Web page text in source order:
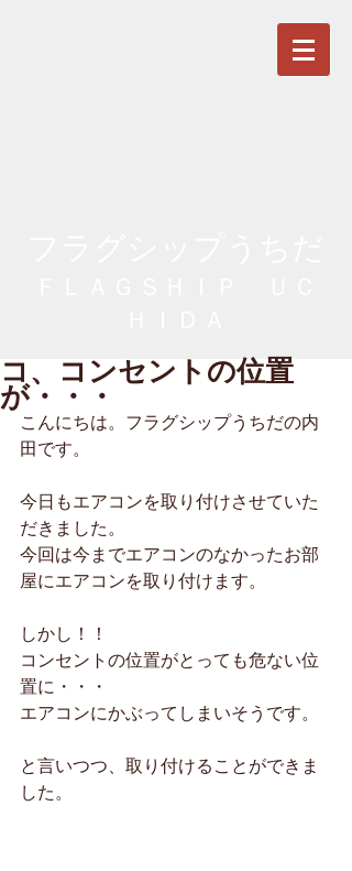
コ、コンセントの位置
が・・・
こんにちは。フラグシップうちだの内
田です。
今日もエアコンを取り付けさせていた
だきました。
今回は今までエアコンのなかったお部
屋にエアコンを取り付けます。
しかし！！
コンセントの位置がとっても危ない位
置に・・・
エアコンにかぶってしまいそうです。
と言いつつ、取り付けることができま
した。